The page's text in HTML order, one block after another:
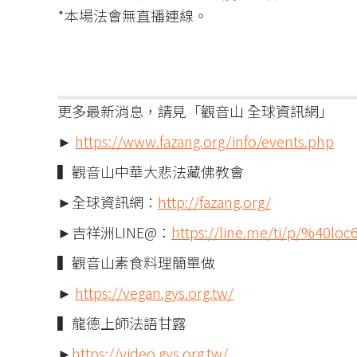
*本場法會無直播連線。
更多最新消息，請見「觀音山 全球資訊網」
► https://www.fazang.org/info/events.php
▍觀音山中華大悲法藏佛教會
►全球資訊網： http://fazang.org/
►吉祥洲LINE@： https://line.me/ti/p/
▍觀音山素食料理簡單做
► https://vegan.gys.org.tw/
▍龍德上師法語甘露